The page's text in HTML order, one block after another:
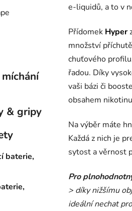
& gripy
baterie,
e-liquidů, a to v
Přídomek Hyper
množství
chuťového
řadou. Díky
vaši bázi či
obsahem
Na výběr máte
Každá z nich je
sytost a věrnost
Pro
> díky nižšímu
ideální nechat